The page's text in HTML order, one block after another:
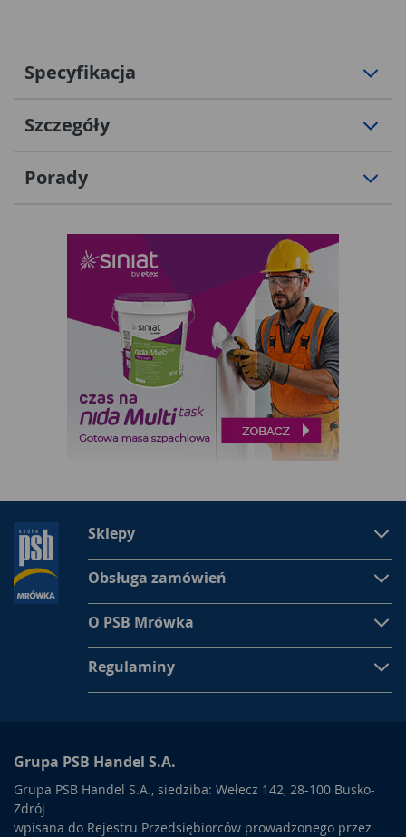
Specyfikacja
Szczegóły
Porady
Sklepy
Obsługa zamówień
O PSB Mrówka
Regulaminy
Grupa PSB Handel S.A.
Grupa PSB Handel S.A., siedziba: Wełecz 142, 28-100 Busko-
Zdrój
wpisana do Rejestru Przedsiębiorców prowadzonego przez